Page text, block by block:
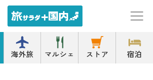
海外旅 マルシェ ストア 宿泊